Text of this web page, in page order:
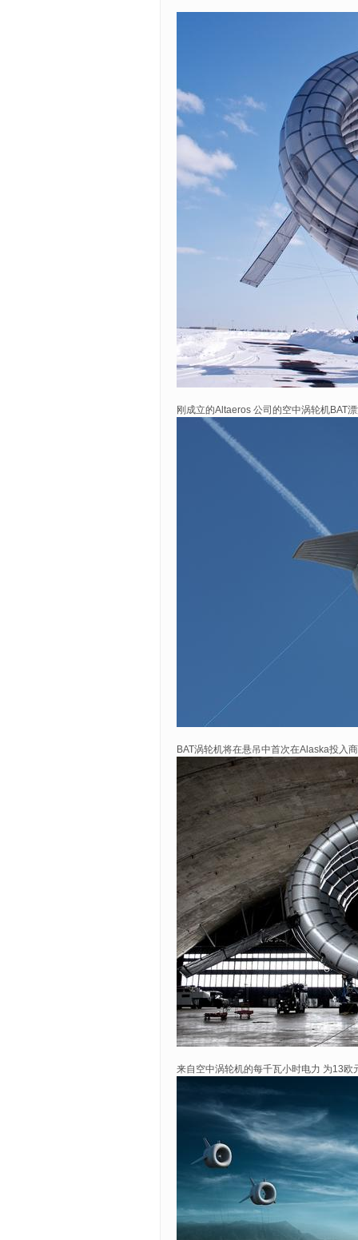
刚成立的Altaeros 公司的空中涡轮机BAT
BAT涡轮机将在悬吊中首次在Alaska投入
来自空中涡轮机的每千瓦小时电力 为13